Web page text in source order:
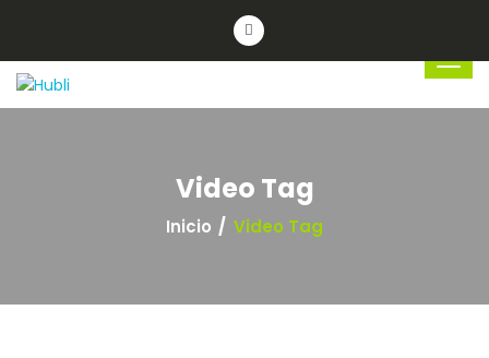
Video Tag
Inicio Video Tag